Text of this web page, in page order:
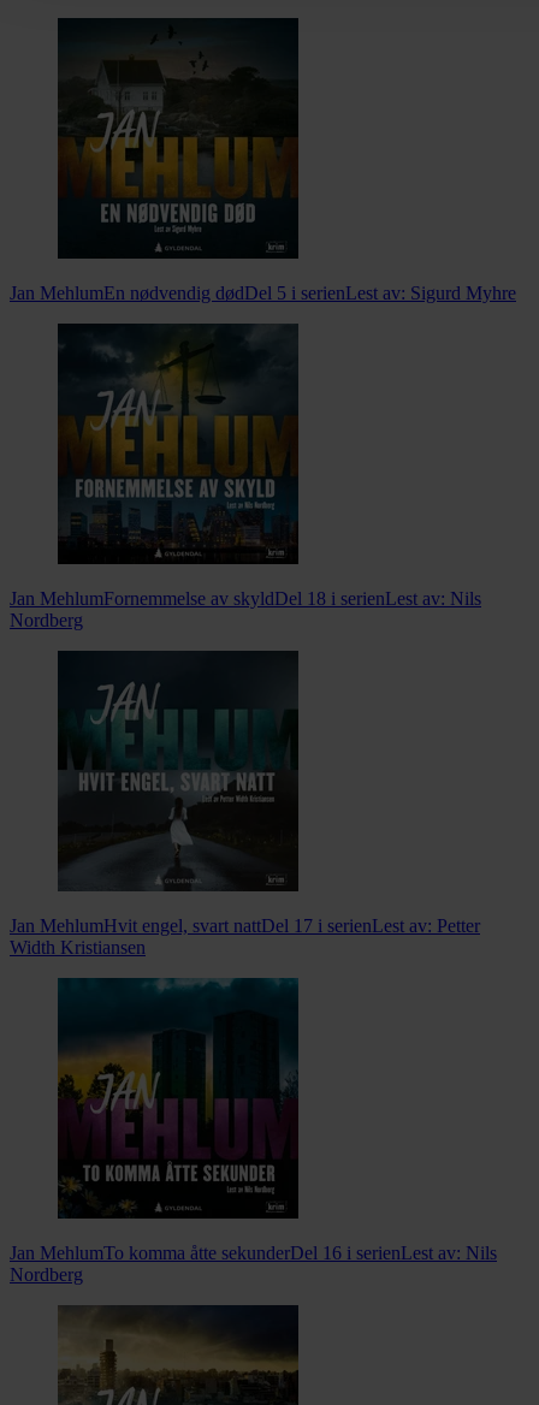
Jan MehlumEn nødvendig dødDel 5 i serienLest av: Sigurd Myhre
Jan MehlumFornemmelse av skyldDel 18 i serienLest av: Nils
Nordberg
Jan MehlumHvit engel, svart nattDel 17 i serienLest av: Petter
Width Kristiansen
Jan MehlumTo komma åtte sekunderDel 16 i serienLest av: Nils
Nordberg